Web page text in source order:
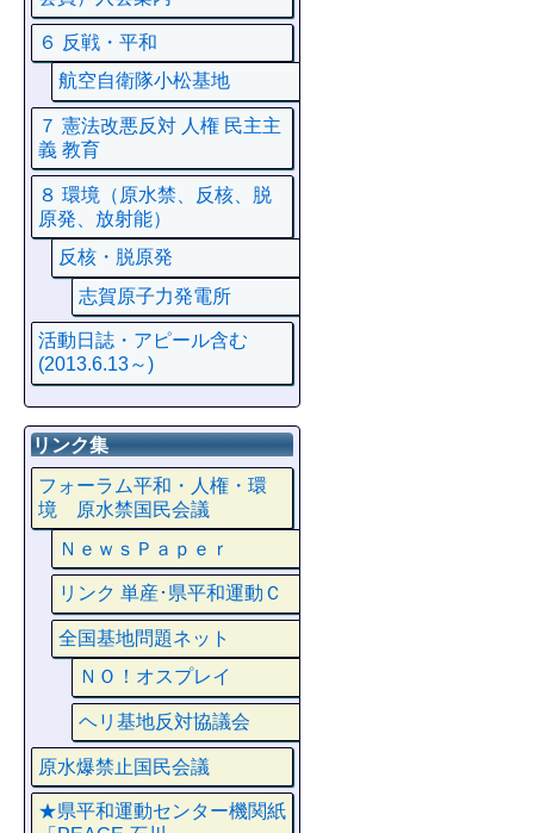
６ 反戦・平和
航空自衛隊小松基地
７ 憲法改悪反対 人権 民主主
義 教育
８ 環境（原水禁、反核、脱
原発、放射能）
反核・脱原発
志賀原子力発電所
活動日誌・アピール含む
(2013.6.13～)
リンク集
フォーラム平和・人権・環
境 原水禁国民会議
ＮｅｗｓＰａｐｅｒ
リンク 単産･県平和運動Ｃ
全国基地問題ネット
ＮＯ！オスプレイ
ヘリ基地反対協議会
原水爆禁止国民会議
★県平和運動センター機関紙